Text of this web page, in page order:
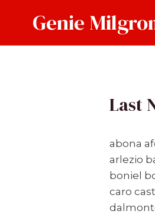
Genie
Last
abona
arlezio
boniel
caro